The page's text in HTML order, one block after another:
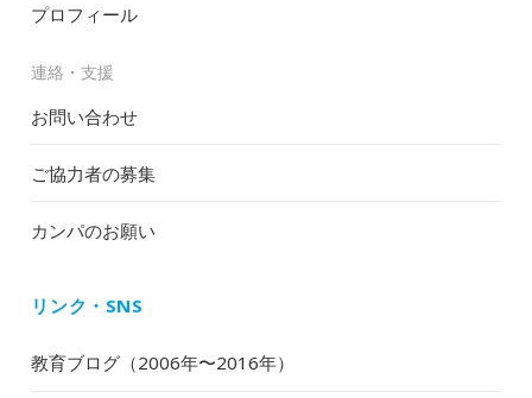
プロフィール
連絡・支援
お問い合わせ
ご協力者の募集
カンパのお願い
リンク・SNS
教育ブログ（2006年〜2016年）